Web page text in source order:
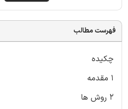
فهرست مطالب
چکیده
۱ مقدمه
۲ روش ها